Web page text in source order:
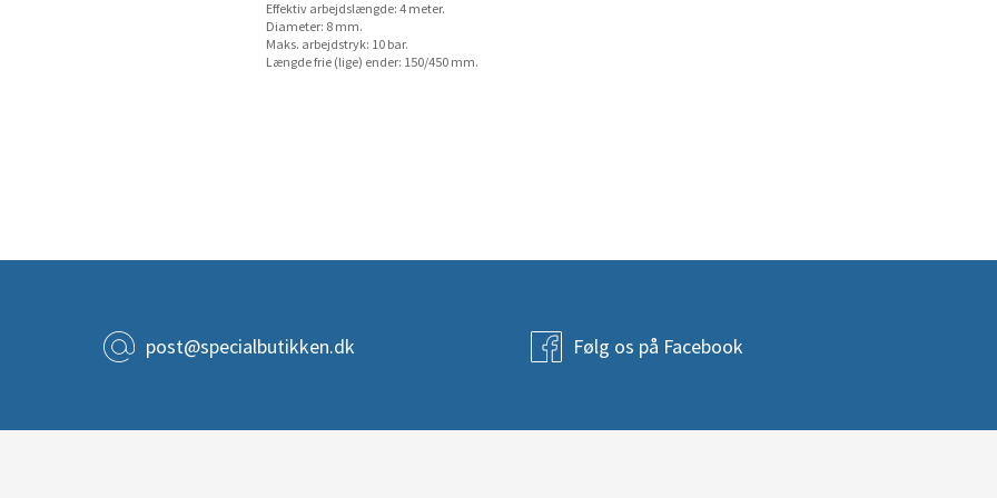
Effektiv arbejdslængde: 4 meter.
Diameter: 8 mm.
Maks. arbejdstryk: 10 bar.
Længde frie (lige) ender: 150/450 mm.
post@specialbutikken.dk Følg os på Facebook